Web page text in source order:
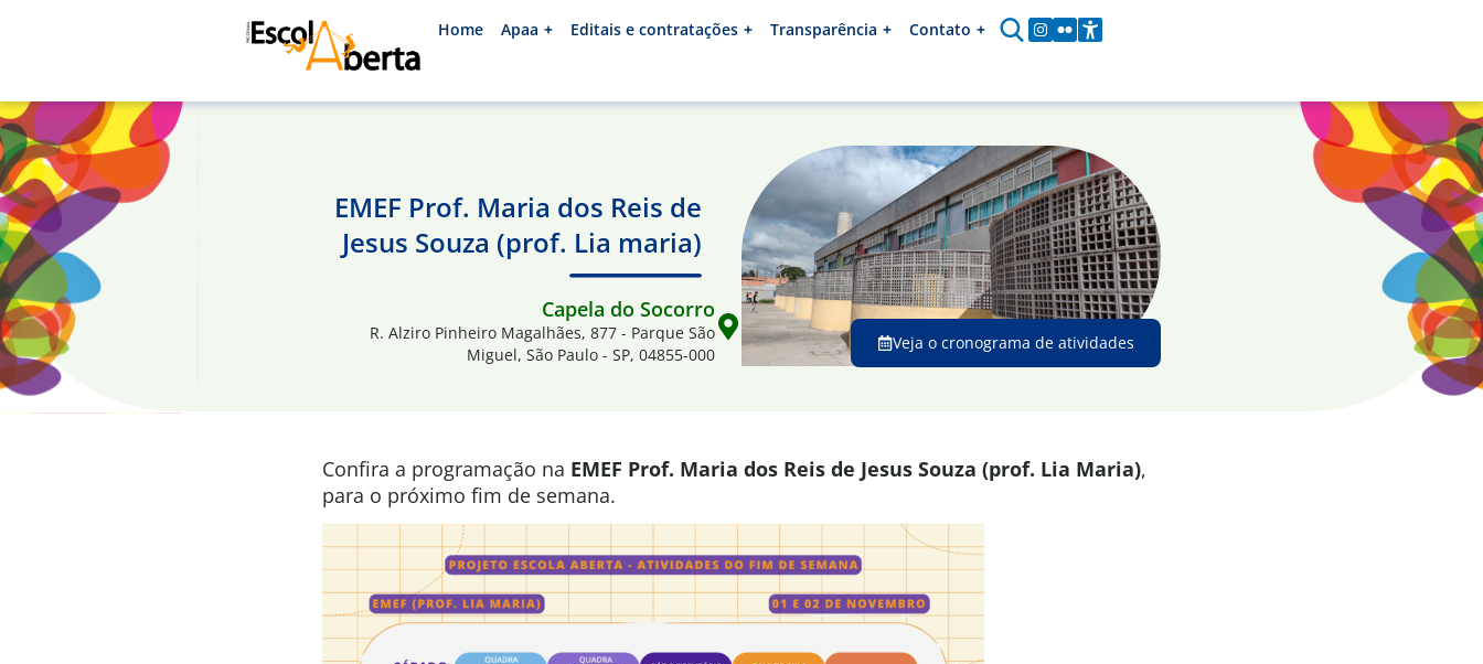
Home Apaa Editais e contratações Transparência Contato
EMEF Prof. Maria dos Reis de
Jesus Souza (prof. Lia maria)
Capela do Socorro
R. Alziro Pinheiro Magalhães, 877 - Parque São
Miguel, São Paulo - SP, 04855-000
Veja o cronograma de atividades
Confira a programação na EMEF Prof. Maria dos Reis de Jesus Souza (prof. Lia Maria),
para o próximo fim de semana.